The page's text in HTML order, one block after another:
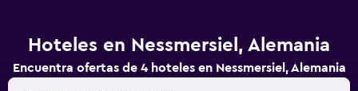
Hoteles en Nessmersiel, Alemania
Encuentra ofertas de 4 hoteles en Nessmersiel, Alemania